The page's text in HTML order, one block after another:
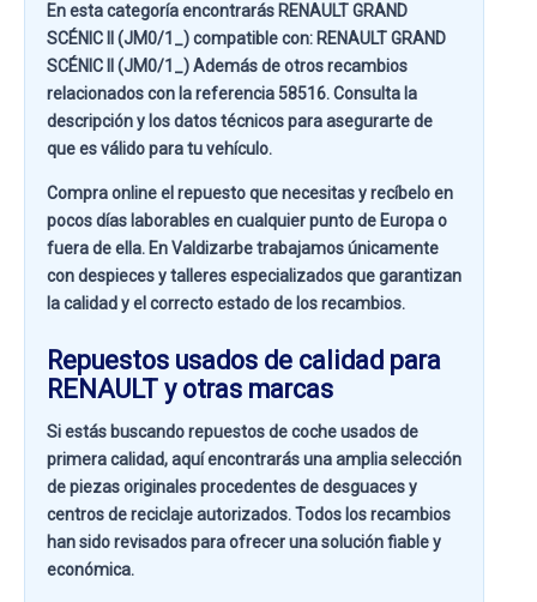
En esta categoría encontrarás RENAULT GRAND
SCÉNIC II (JM0/1_) compatible con: RENAULT GRAND
SCÉNIC II (JM0/1_)Además de otros recambios
relacionados con la referencia 58516. Consulta la
descripción y los datos técnicos para asegurarte de
que es válido para tu vehículo.
Compra online el repuesto que necesitas y recíbelo en
pocos días laborables en cualquier punto de Europa o
fuera de ella. EnValdizarbetrabajamos únicamente
con despieces y talleres especializados que garantizan
la calidad y el correcto estado de los recambios.
Repuestos usados de calidad para
RENAULT y otras marcas
Si estás buscandorepuestos de coche usados de
primera calidad, aquí encontrarás una amplia selección
de piezas originales procedentes de desguaces y
centros de reciclaje autorizados. Todos los recambios
han sido revisados para ofrecer una solución fiable y
económica.